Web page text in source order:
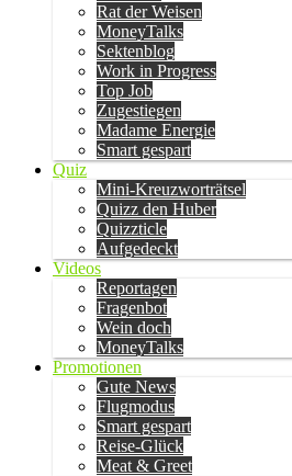
Rat der Weisen
MoneyTalks
Sektenblog
Work in Progress
Top Job
Zugestiegen
Madame Energie
Smart gespart
Quiz
Mini-Kreuzworträtsel
Quizz den Huber
Quizzticle
Aufgedeckt
Videos
Reportagen
Fragenbot
Wein doch
MoneyTalks
Promotionen
Gute News
Flugmodus
Smart gespart
Reise-Glück
Meat & Greet